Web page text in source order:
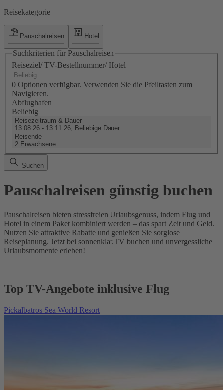
Reisekategorie
Pauschalreisen Hotel
Suchkriterien für Pauschalreisen
Reiseziel/ TV-Bestellnummer/ Hotel
0 Optionen verfügbar. Verwenden Sie die Pfeiltasten zum
Navigieren.
Abflughafen
Beliebig
Reisezeitraum & Dauer
13.08.26 - 13.11.26, Beliebige Dauer
Reisende
2 Erwachsene
Suchen
Pauschalreisen günstig buchen
Pauschalreisen bieten stressfreien Urlaubsgenuss, indem Flug und
Hotel in einem Paket kombiniert werden – das spart Zeit und Geld.
Nutzen Sie attraktive Rabatte und genießen Sie sorglose
Reiseplanung. Jetzt bei sonnenklar.TV buchen und unvergessliche
Urlaubsmomente erleben!
Top TV-Angebote inklusive Flug
Pickalbatros Sea World Resort